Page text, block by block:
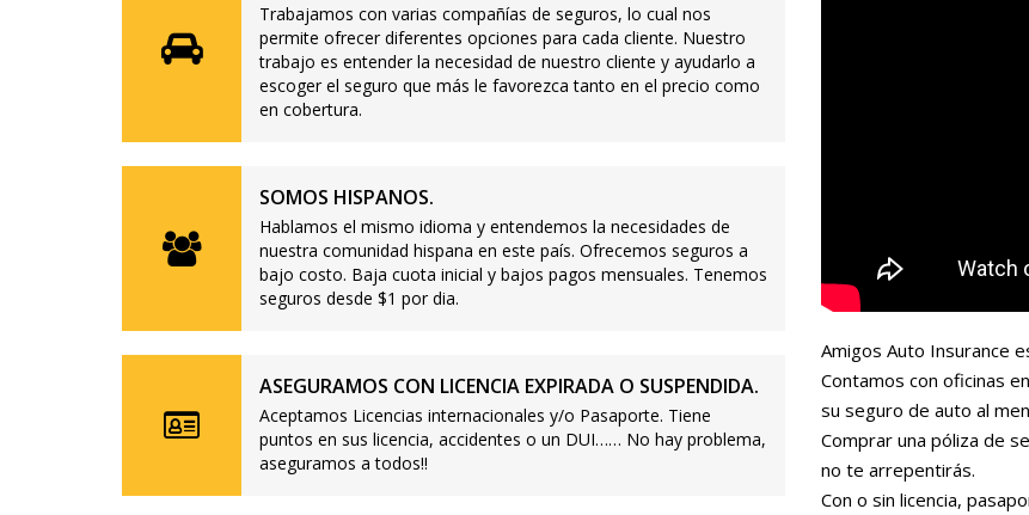
Trabajamos con varias compañías de seguros, lo cual nos
permite ofrecer diferentes opciones para cada cliente. Nuestro
trabajo es entender la necesidad de nuestro cliente y ayudarlo a
escoger el seguro que más le favorezca tanto en el precio como
en cobertura.
SOMOS HISPANOS.
Hablamos el mismo idioma y entendemos la necesidades de
nuestra comunidad hispana en este país. Ofrecemos seguros a
bajo costo. Baja cuota inicial y bajos pagos mensuales. Tenemos
seguros desde $1 por dia.
ASEGURAMOS CON LICENCIA EXPIRADA O SUSPENDIDA.
Aceptamos Licencias internacionales y/o Pasaporte. Tiene
puntos en sus licencia, accidentes o un DUI…… No hay problema,
aseguramos a todos!!
Amigos Auto Insurance
Contamos con oficinas
su seguro de auto al
Comprar una póliza de
no te arrepentirás.
Con o sin licencia,